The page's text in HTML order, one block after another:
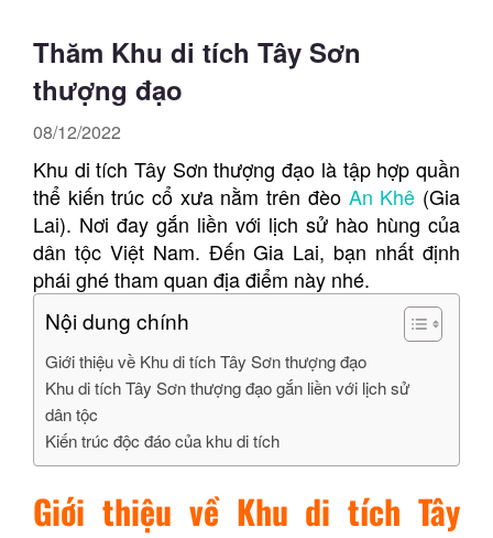
Thăm Khu di tích Tây Sơn
thượng đạo
08/12/2022
Khu di tích Tây Sơn thượng đạo là tập hợp quần
thể kiến trúc cổ xưa nằm trên đèo An Khê (Gia
Lai). Nơi đay gắn liền với lịch sử hào hùng của
dân tộc Việt Nam. Đến Gia Lai, bạn nhất định
phái ghé tham quan địa điểm này nhé.
Nội dung chính
Giới thiệu về Khu di tích Tây Sơn thượng đạo
Khu di tích Tây Sơn thượng đạo gắn liền với lịch sử
dân tộc
Kiến trúc độc đáo của khu di tích
Giới thiệu về Khu di tích Tây